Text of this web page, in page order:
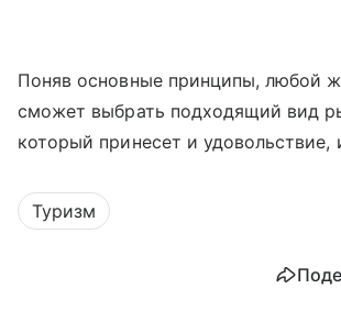
Поняв основные принципы, любой
сможет выбрать подходящий вид
который принесет и удовольствие,
Туризм